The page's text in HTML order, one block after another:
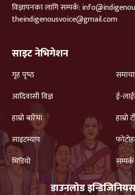
विज्ञापनका लागि सम्पर्क:
theindigenousvoice@gmail.com
साइट नेभिगेशन
गृह पृष्‍ठ
आदिवासी विज्ञ
ई-
हाम्रो बारेमा
हाम्रो
साइटम्याप
भिडियो
सम्पर्क
डाउनलोड